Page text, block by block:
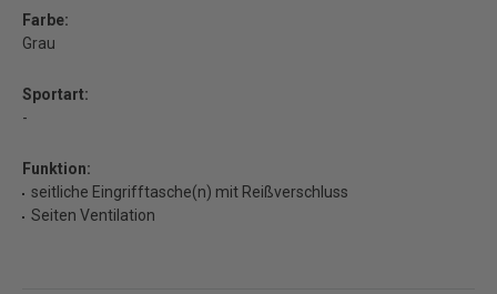
Farbe:
Grau
Sportart:
-
Funktion:
seitliche Eingrifftasche(n) mit Reißverschluss
Seiten Ventilation